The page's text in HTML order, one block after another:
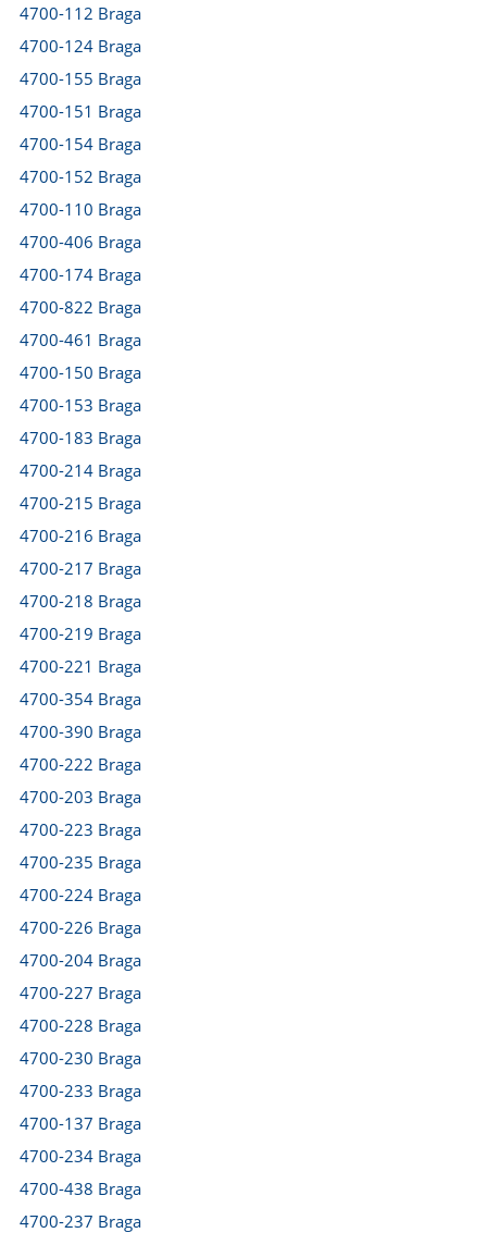
4700-112 Braga
4700-124 Braga
4700-155 Braga
4700-151 Braga
4700-154 Braga
4700-152 Braga
4700-110 Braga
4700-406 Braga
4700-174 Braga
4700-822 Braga
4700-461 Braga
4700-150 Braga
4700-153 Braga
4700-183 Braga
4700-214 Braga
4700-215 Braga
4700-216 Braga
4700-217 Braga
4700-218 Braga
4700-219 Braga
4700-221 Braga
4700-354 Braga
4700-390 Braga
4700-222 Braga
4700-203 Braga
4700-223 Braga
4700-235 Braga
4700-224 Braga
4700-226 Braga
4700-204 Braga
4700-227 Braga
4700-228 Braga
4700-230 Braga
4700-233 Braga
4700-137 Braga
4700-234 Braga
4700-438 Braga
4700-237 Braga